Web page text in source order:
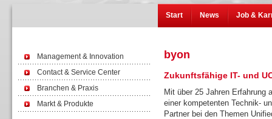
Start News Job &
Management & Innovation
Contact & Service Center
Branchen & Praxis
Markt & Produkte
byon
Zukunftsfähige IT- und
Mit über 25 Jahren Erfahrung
einer kompetenten Technik-
Partner bei den Themen